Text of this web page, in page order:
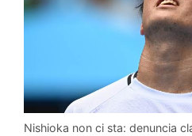
Nishioka non ci sta: denuncia